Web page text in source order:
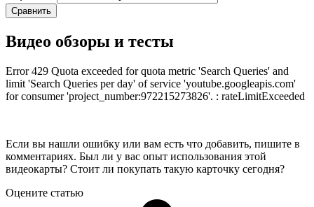
Сравнить
Видео обзоры и тесты
Error 429 Quota exceeded for quota metric 'Search Queries' and
limit 'Search Queries per day' of service 'youtube.googleapis.com'
for consumer 'project_number:972215273826'. : rateLimitExceeded
Если вы нашли ошибку или вам есть что добавить, пишите в
комментариях. Был ли у вас опыт использования этой
видеокарты? Стоит ли покупать такую карточку сегодня?
Оцените статью